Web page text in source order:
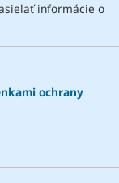
informácie o
ochrany